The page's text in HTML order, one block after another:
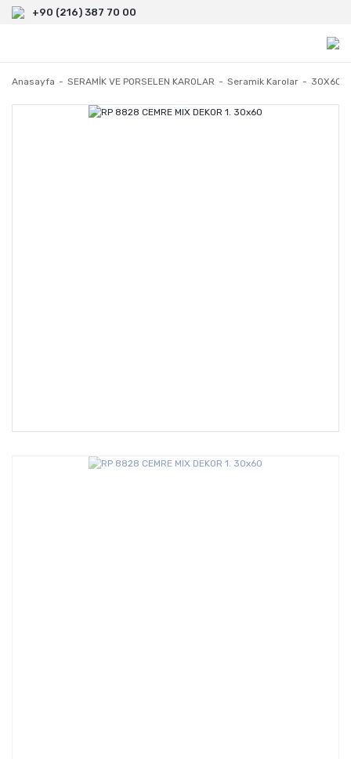
+90 (216) 387 70 00
Anasayfa SERAMİK VE PORSELEN KAROLAR Seramik Karolar 30X60